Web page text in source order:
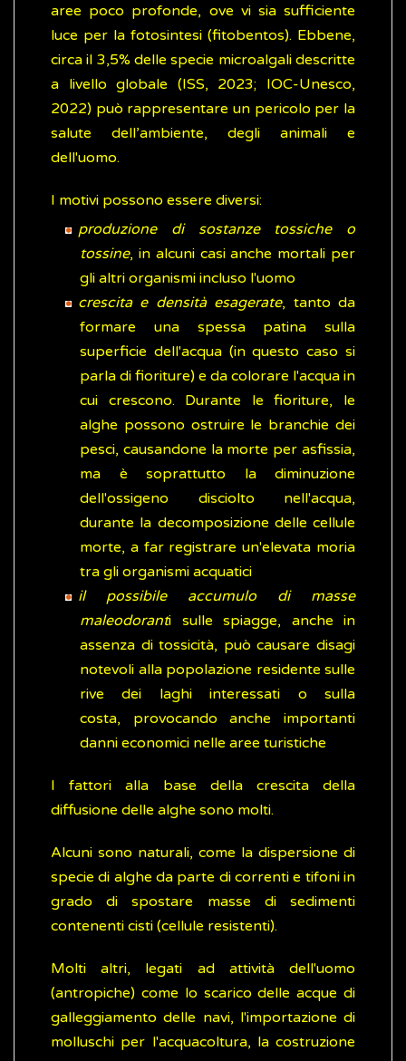
aree poco profonde, ove vi sia sufficiente
luce per la fotosintesi (fitobentos). Ebbene,
circa il 3,5% delle specie microalgali descritte
a livello globale (ISS, 2023; IOC-Unesco,
2022) può rappresentare un pericolo per la
salute dell’ambiente, degli animali e
dell'uomo.
I motivi possono essere diversi:
produzione di sostanze tossiche o
tossine, in alcuni casi anche mortali per
gli altri organismi incluso l'uomo
crescita e densità esagerate, tanto da
formare una spessa patina sulla
superficie dell'acqua (in questo caso si
parla di fioriture) e da colorare l'acqua in
cui crescono. Durante le fioriture, le
alghe possono ostruire le branchie dei
pesci, causandone la morte per asfissia,
ma è soprattutto la diminuzione
dell'ossigeno disciolto nell'acqua,
durante la decomposizione delle cellule
morte, a far registrare un'elevata moria
tra gli organismi acquatici
il possibile accumulo di masse
maleodoranti sulle spiagge, anche in
assenza di tossicità, può causare disagi
notevoli alla popolazione residente sulle
rive dei laghi interessati o sulla
costa, provocando anche importanti
danni economici nelle aree turistiche
I fattori alla base della crescita della
diffusione delle alghe sono molti.
Alcuni sono naturali, come la dispersione di
specie di alghe da parte di correnti e tifoni in
grado di spostare masse di sedimenti
contenenti cisti (cellule resistenti).
Molti altri, legati ad attività dell'uomo
(antropiche) come lo scarico delle acque di
galleggiamento delle navi, l'importazione di
molluschi per l'acquacoltura, la costruzione